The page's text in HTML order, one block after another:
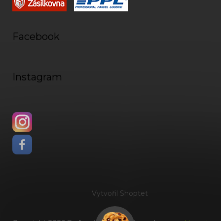
Facebook
Instagram
Vytvořil Shoptet